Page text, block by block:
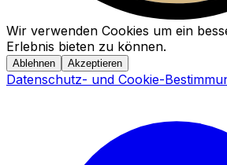
Wir verwenden Cookies um ein
Erlebnis bieten zu können.
Ablehnen Akzeptieren
Datenschutz- und Cookie-